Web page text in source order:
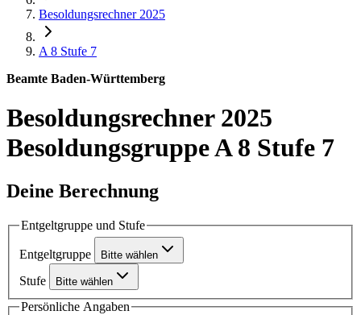
Besoldungsrechner 2025
A 8 Stufe 7
Beamte Baden-Württemberg
Besoldungsrechner 2025
Besoldungsgruppe A 8 Stufe 7
Deine Berechnung
Entgeltgruppe und Stufe
Entgeltgruppe Bitte wählen
Stufe Bitte wählen
Persönliche Angaben